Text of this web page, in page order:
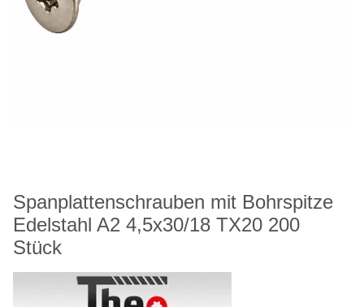
Spanplattenschrauben mit Bohrspitze
Edelstahl A2 4,5x30/18 TX20 200
Stück